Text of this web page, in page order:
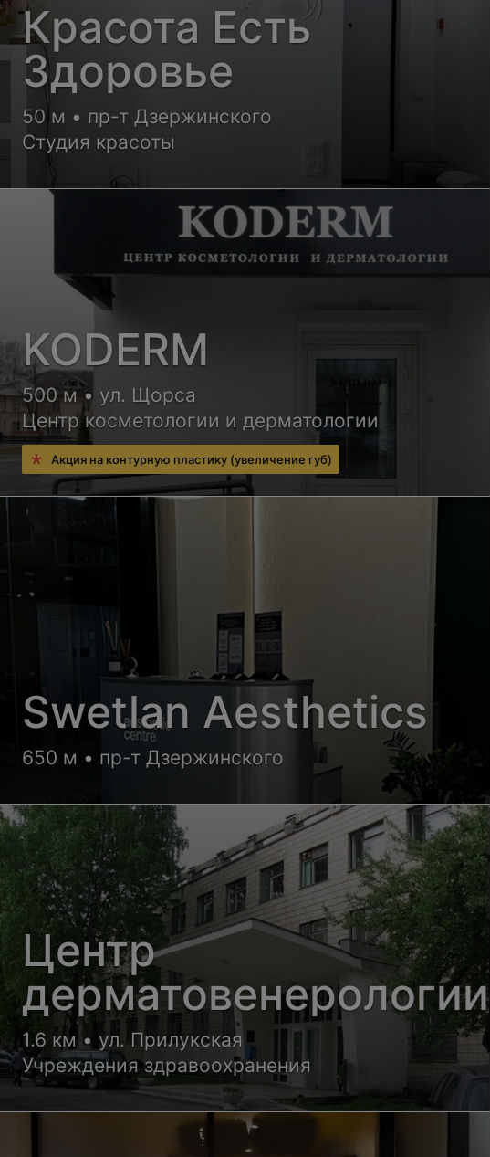
Красота Есть
Здоровье
50 м • пр-т Дзержинского
Студия красоты
KODERM
500 м • ул. Щорса
Центр косметологии и дерматологии
Акция на контурную пластику (увеличение губ)
Swetlan Aesthetics
650 м • пр-т Дзержинского
Центр
дерматовенерологии
1.6 км • ул. Прилукская
Учреждения здравоохранения